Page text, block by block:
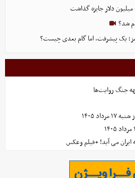
شد؟
یک پیشرفت، اما گام بعدی چیست؟
جنگ روایت‌ها
۱۴۰۵
ایران می آید! +فیلم وعکس